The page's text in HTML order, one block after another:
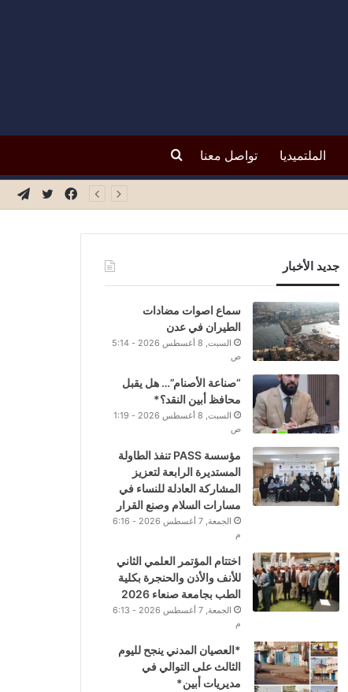
الملتميديا تواصل معنا بحث
تويتر
فيسبوك
جديد الأخبار
سماع اصوات مضادات
الطيران في عدن
السبت, 8 أغسطس 2026 - 5:14
ص
“صناعة الأصنام”… هل يقبل
محافظ أبين النقد؟*
السبت, 8 أغسطس 2026 - 1:19
ص
مؤسسة PASS تنفذ الطاولة
المستديرة الرابعة لتعزيز
المشاركة العادلة للنساء في
مسارات السلام وصنع القرار
الجمعة, 7 أغسطس 2026 - 6:16
م
اختتام المؤتمر العلمي الثاني
للأنف والأذن والحنجرة بكلية
الطب بجامعة صنعاء 2026
الجمعة, 7 أغسطس 2026 - 6:13
م
*العصيان المدني ينجح لليوم
الثالث على التوالي في
مديريات أبين*